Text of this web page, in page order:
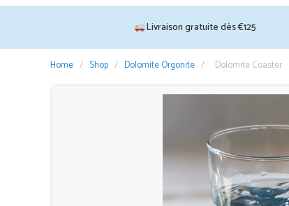
Livraison gratuite dès €125
Home / Shop / Dolomite Orgonite / Dolomite Coaster